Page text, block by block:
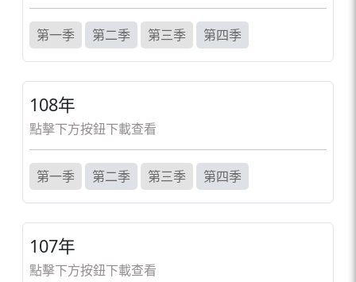
第一季 第二季 第三季 第四季
108年
點擊下方按鈕下載查看
第一季 第二季 第三季 第四季
107年
點擊下方按鈕下載查看